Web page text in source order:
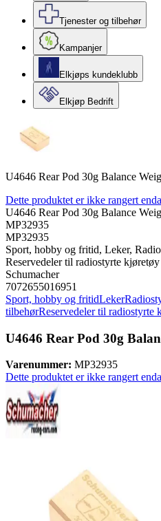
Tjenester og tilbehør
Kampanjer
Elkjøps kundeklubb
Elkjøp Bedrift
U4646 Rear Pod 30g Balance
Dette produktet er ikke rangert
U4646 Rear Pod 30g Balance
MP32935
MP32935
Sport, hobby og fritid, Leker,
Reservedeler til radiostyrte kjøretøy
Schumacher
7072655016951
Sport, hobby og fritidLeker
tilbehørReservedeler til radiostyrte
U4646 Rear Pod 30g
Varenummer: MP32935
Dette produktet er ikke rangert